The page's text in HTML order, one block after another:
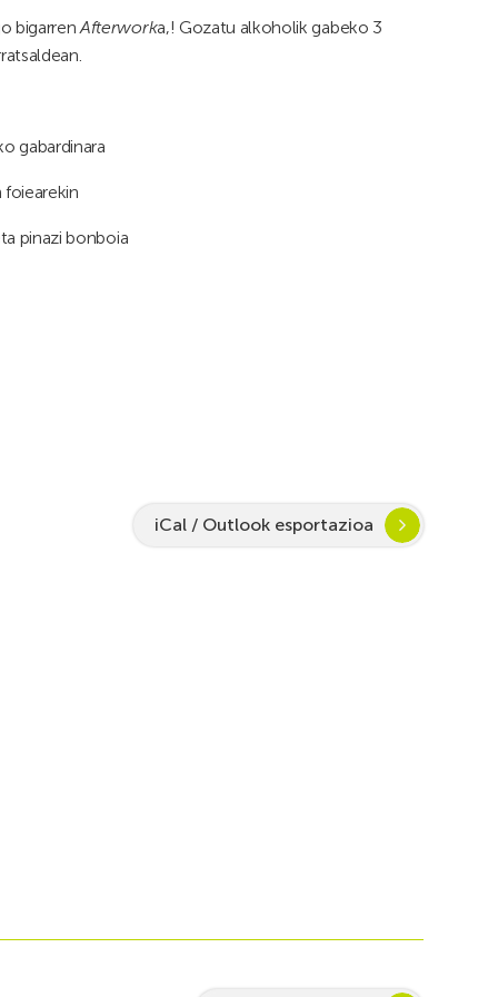
bigarrenAfterworka,! Gozatu alkoholik gabeko 3
gabardinara
foiearekin
pinazi bonboia
iCal / Outlook esportazioa